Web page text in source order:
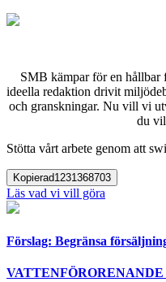
SMB kämpar för en hållbar
ideella redaktion drivit
och granskningar. Nu vill vi
du
Stötta vårt arbete genom att
Kopierad1231368703
Läs vad vi vill göra
Förslag: Begränsa
VATTENFÖRORENANDE